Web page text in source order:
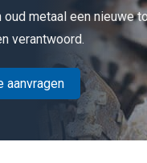
oud metaal een nieuwe
verantwoord.
aanvragen